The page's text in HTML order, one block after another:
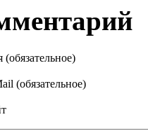
(обязательное)